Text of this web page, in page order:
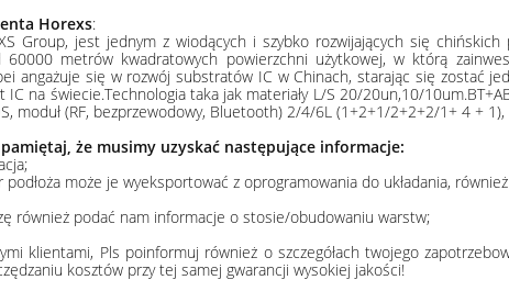
Horexs:
Group, jest jednym z wiodących i szybko rozwijających się
60000 metrów kwadratowych powierzchni użytkowej, w którą
angażuje się w rozwój substratów IC w Chinach, starając się
na świecie.Technologia taka jak materiały L/S 20/20un,10/
moduł (RF, bezprzewodowy, Bluetooth) 2/4/6L (1+2+1/2+2+2/1+ 4 +
że musimy uzyskać następujące informacje:
może je wyeksportować z oprogramowania do układania,
również podać nam informacje o stosie/obudowaniu warstw;
klientami, Pls poinformuj również o szczegółach twojego
kosztów przy tej samej gwarancji wysokiej jakości!